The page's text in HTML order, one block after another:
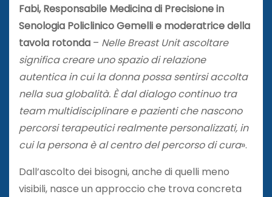
Fabi, Responsabile Medicina di Precisione in
Senologia Policlinico Gemelli e moderatrice della
tavola rotonda – Nelle Breast Unit ascoltare
significa creare uno spazio di relazione
autentica in cui la donna possa sentirsi accolta
nella sua globalità. È dal dialogo continuo tra
team multidisciplinare e pazienti che nascono
percorsi terapeutici realmente personalizzati, in
cui la persona è al centro del percorso di cura».
Dall’ascolto dei bisogni, anche di quelli meno
visibili, nasce un approccio che trova concreta